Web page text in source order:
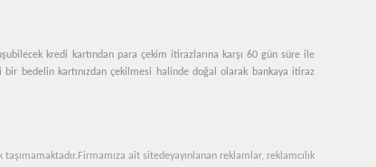
kredi kartından para çekim itirazlarına karşı 60 gün süre ile
bir bedelin kartınızdan çekilmesi halinde doğal olarak bankaya itiraz
Firmamıza ait sitedeyayınlanan reklamlar, reklamcılık